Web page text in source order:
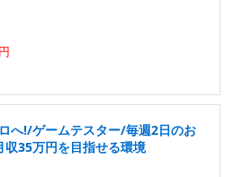
へ!/ゲームテスター/毎週2日のお
35万円を目指せる環境